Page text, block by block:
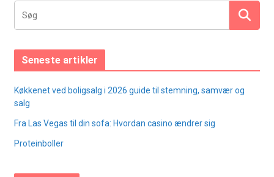
Seneste artikler
Køkkenet ved boligsalg i 2026 guide til stemning, samvær og
salg
Fra Las Vegas til din sofa: Hvordan casino ændrer sig
Proteinboller